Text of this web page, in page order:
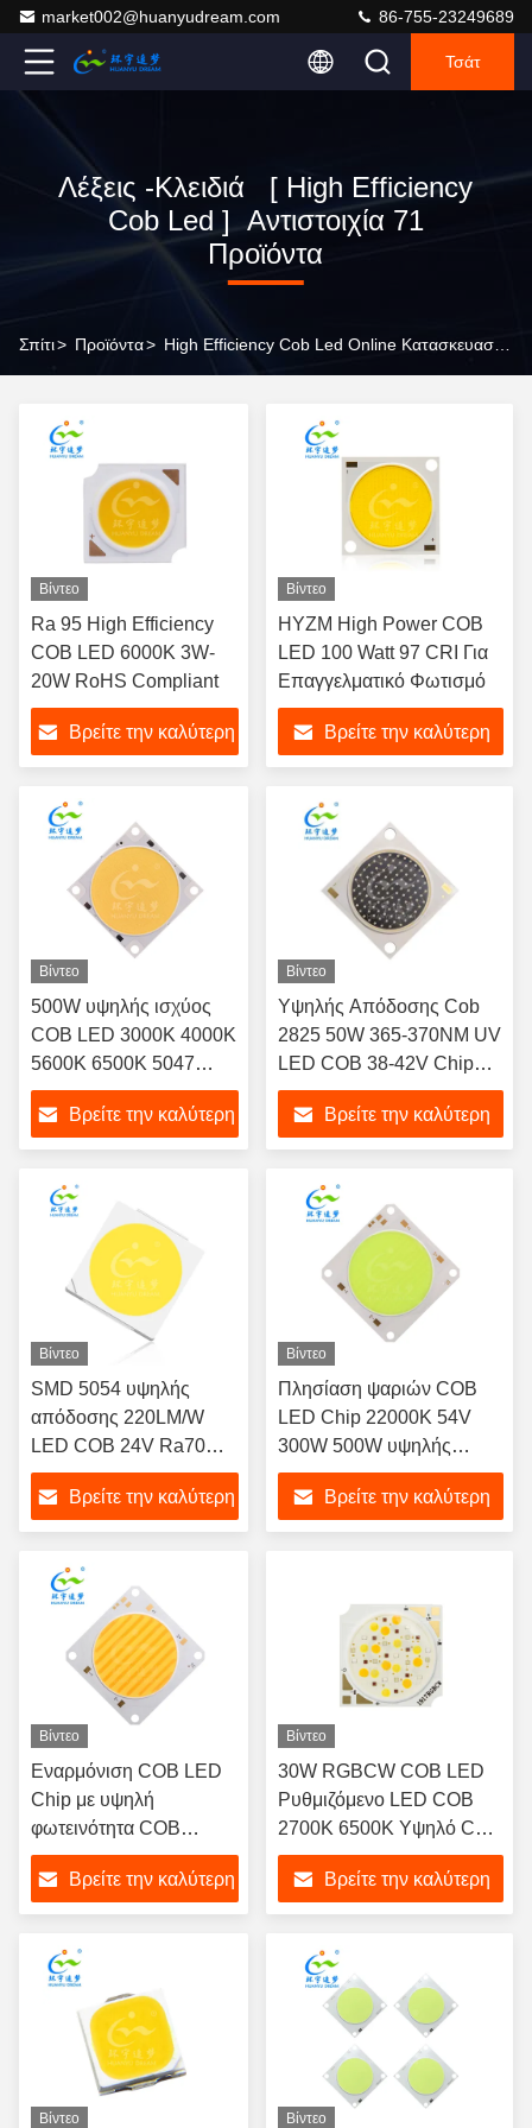
market002@huanyudream.com 86-755-23249689
Τσάτ
Λέξεις -κλειδιά [ High Efficiency
Cob Led ] Αντιστοιχία 71
Προϊόντα
Σπίτι> Προϊόντα>
Βίντεο
Ra 95 High Efficiency
COB LED 6000K 3W-
20W RoHS Compliant
Βρείτε την καλύτερη
Βίντεο
HYZM High Power COB
LED 100 Watt 97 CRI Για
Επαγγελματικό Φωτισμό
Βρείτε την καλύτερη
Βίντεο
500W υψηλής ισχύος
COB LED 3000K 4000K
5600K 6500K 5047
CRI97+ για λάμπες
φωτογραφίας
Βρείτε την καλύτερη
Βίντεο
Υψηλής Απόδοσης Cob
2825 50W 365-370NM UV
LED COB 38-42V Chip
Led Cob
Βρείτε την καλύτερη
Βίντεο
SMD 5054 υψηλής
απόδοσης 220LM/W
LED COB 24V Ra70
LED CHIP για φωτισμό
δρόμουΒρείτε την καλύτερη
Βίντεο
Πλησίαση ψαριών COB
LED Chip 22000K 54V
300W 500W υψηλής
ισχύος LED COB
Βρείτε την καλύτερη
Βίντεο
Εναρμόνιση COB LED
Chip με υψηλή
φωτεινότητα COB
150W+150W 54V LED
COB 2700K+6500K
Βρείτε την καλύτερη
Βίντεο
30W RGBCW COB LED
Ρυθμιζόμενο LED COB
2700K 6500K Υψηλό CRI
90 Δυνατότητα ρύθμισης
φωτεινότητας LED
Ενεργειακά αποδοτικό
Βρείτε την καλύτερη
Βίντεο Βίντεο